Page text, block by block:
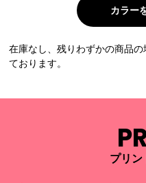
在庫なし、残りわずかの商品の
ております。
プリン